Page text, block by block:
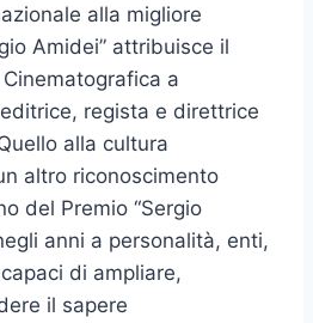
alla migliore
Amidei” attribuisce il
a
regista e direttrice
alla cultura
altro riconoscimento
del Premio “Sergio
anni a personalità, enti,
di ampliare,
il sapere